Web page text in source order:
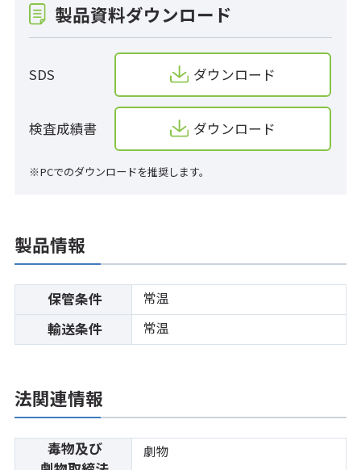
製品資料ダウンロード
SDS ダウンロード
検査成績書 ダウンロード
※PCでのダウンロードを推奨します。
製品情報
保管条件 常温
輸送条件 常温
法関連情報
毒物及び
劇物